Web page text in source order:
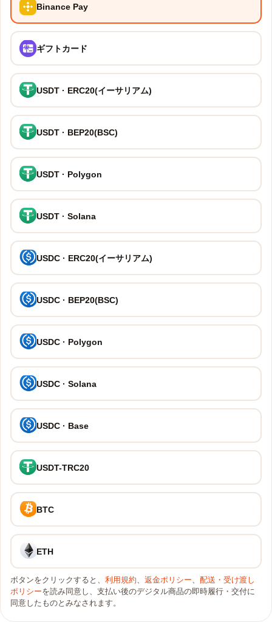
Binance Pay
ギフトカード
USDT · ERC20(イーサリアム)
USDT · BEP20(BSC)
USDT · Polygon
USDT · Solana
USDC · ERC20(イーサリアム)
USDC · BEP20(BSC)
USDC · Polygon
USDC · Solana
USDC · Base
USDT-TRC20
BTC
ETH
ボタンをクリックすると、 利用規約、 返金ポリシー、 配送・受け渡し
ポリシーを読み同意し、支払い後のデジタル商品の即時履行・交付に
同意したものとみなされます。